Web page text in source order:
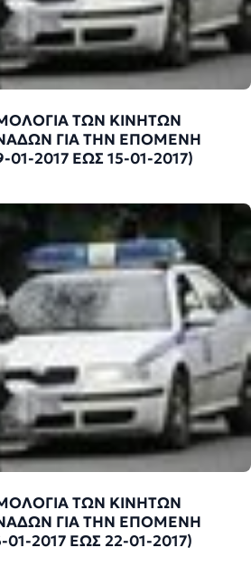
ΤΩΝ ΚΙΝΗΤΩΝ
ΓΙΑ ΤΗΝ ΕΠΟΜΕΝΗ
2017 ΕΩΣ 15-01-2017)
ΤΩΝ ΚΙΝΗΤΩΝ
ΓΙΑ ΤΗΝ ΕΠΟΜΕΝΗ
2017 ΕΩΣ 22-01-2017)